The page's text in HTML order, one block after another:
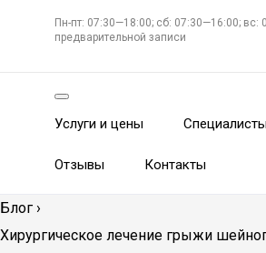
Пн-пт: 07:30—18:00; сб: 07:30—16:00; вс:
предварительной записи
Услуги и цены Специалисты
Отзывы Контакты
Блог ›
Хирургическое лечение грыжи